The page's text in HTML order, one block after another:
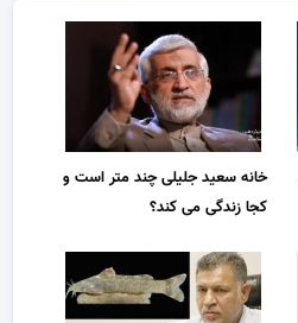
خانه سعید جلیلی چند متر است و
کجا زندگی می کند؟